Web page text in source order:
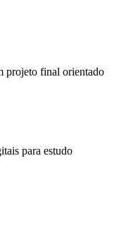
projeto final orientado
para estudo